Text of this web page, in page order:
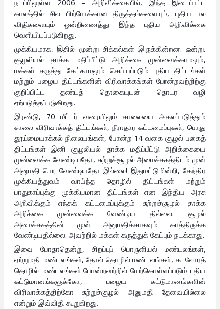
நடப்பிலுள்ள 2006 – அறிவிக்கையில், இந்த இடைப்பட்ட
காலத்தில் சில பிற்போக்கான திருத்தங்களையும், புதிய பல
விதிகளையும் ஒன்றிணைத்து இந்த புதிய அறிவிக்கை
வெளியிடப்படுகிறது.
முக்கியமாக, இதில் மூன்று சிக்கல்கள் இருக்கின்றன. ஒன்று,
சூழலியல் தாக்க மதிப்பீட்டு அறிக்கை முன்வைக்காமலும்,
மக்கள் கருத்து கேட்காமலும் செய்யப்படும் புதிய திட்டங்கள்
மற்றும் பழைய திட்டங்களின் விரிவாக்கங்கள் போன்றவற்றிற்கு
குறிப்பிட்ட தண்டத் தொகையுடன் தொடர வழி
ஏற்படுத்தப்படுகிறது.
இரண்டு, 70 மீட்டர் வரையிலும் சாலையை அகலப்படுத்தும்
சாலை விரிவாக்கத் திட்டங்கள், நீராதார கட்டமைப்புகள், பொது
தூய்மையாக்கல் நிலையங்கள், போன்ற 14 வகை சூழல் பகைத்
திட்டங்கள் இனி சூழலியல் தாக்க மதிப்பீட்டு அறிக்கையை
முன்வைக்க வேண்டியதோ, சுற்றுச்சூழல் அமைச்சகத்திடம் முன்
அனுமதி பெற வேண்டியதோ இல்லை! இதுமட்டுமின்றி, கேந்திர
முக்கியத்துவம் வாய்ந்த தொழில் திட்டங்கள் மற்றும்
பாதுகாப்புக்கு முக்கியமான திட்டங்கள் என இந்திய அரசு
அறிவிக்கும் எந்தக் கட்டமைப்புக்கும் சுற்றுச்சூழல் தாக்க
அறிக்கை முன்வைக்க வேண்டிய தில்லை. சூழல்
அமைச்சகத்தின் முன் அனுமதிக்காகவும் காத்திருக்க
வேண்டியதில்லை. அவற்றில் மக்கள் கருத்துக் கேட்பும் நடக்காது.
இவை போதாதென்று, சிறப்புப் பொருளியல் மண்டலங்கள்,
ஏற்றுமதி மண்டலங்கள், தோல் தொழில் மண்டலங்கள், கடலோரத்
தொழில் மண்டலங்கள் போன்றவற்றில் மேற்கொள்ளப்படும் புதிய
கட்டுமானங்களுக்கோ, பழைய கட்டுமானங்களின்
விரிவாக்கத்திற்கோ சுற்றுச்சூழல் அனுமதி தேவையில்லை
என்றும் இவ்விதி கூறுகிறது.